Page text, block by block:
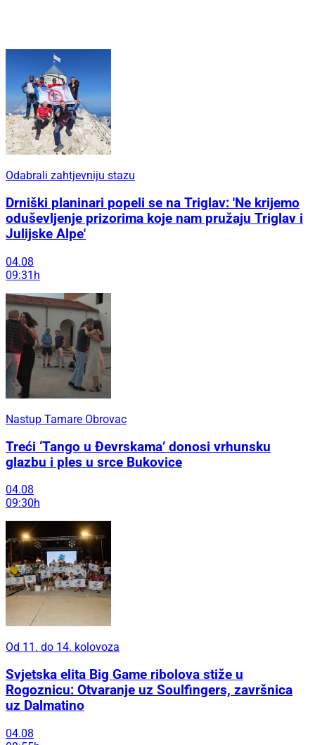
Odabrali zahtjevniju stazu
Drniški planinari popeli se na Triglav: 'Ne krijemo
oduševljenje prizorima koje nam pružaju Triglav i
Julijske Alpe'
04.08
09:31h
Nastup Tamare Obrovac
Treći ‘Tango u Đevrskama’ donosi vrhunsku
glazbu i ples u srce Bukovice
04.08
09:30h
Od 11. do 14. kolovoza
Svjetska elita Big Game ribolova stiže u
Rogoznicu: Otvaranje uz Soulfingers, završnica
uz Dalmatino
04.08